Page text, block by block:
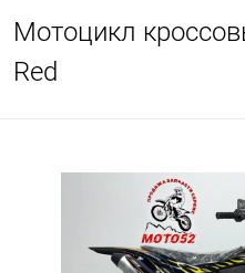
Мотоцикл
Red